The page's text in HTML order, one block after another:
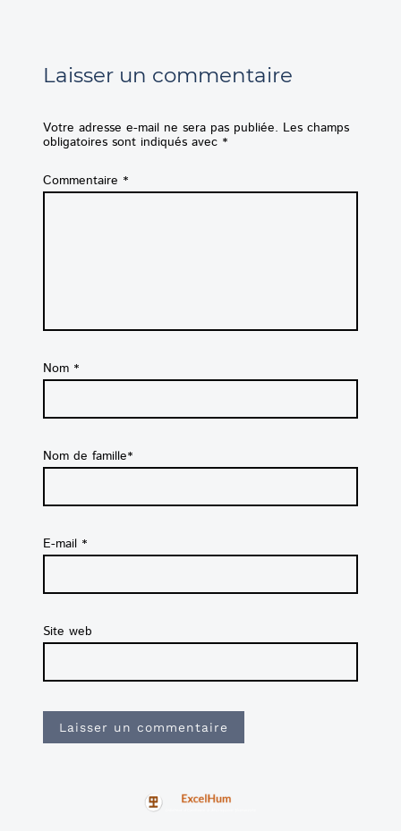
Laisser un commentaire
Votre adresse e-mail ne sera pas publiée. Les champs
obligatoires sont indiqués avec *
Commentaire *
Nom *
Nom de famille*
E-mail *
Site web